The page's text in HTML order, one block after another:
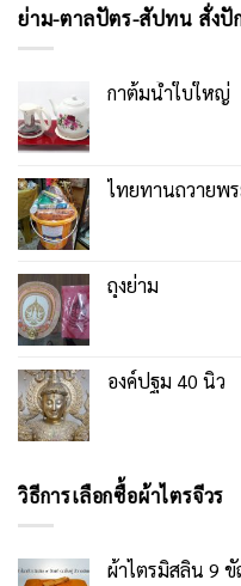
ย่าม-ตาลปัตร-สัปทน สั่งปั
กาต้มน้ำใบใหญ่
ไทยทานถวายพ
ถุงย่าม
องค์ปฐม 40 นิ้ว
วิธีการเลือกซื้อผ้าไตรจีวร
ผ้าไตรมิสลิน 9